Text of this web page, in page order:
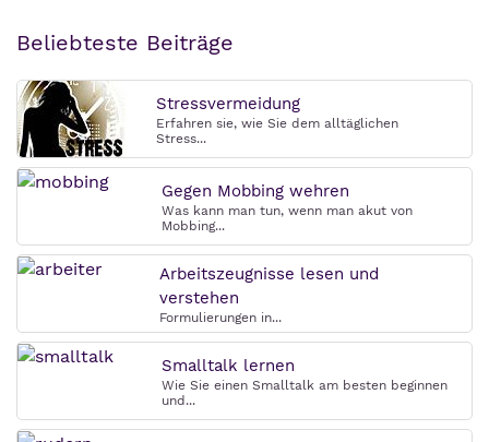
Beliebteste Beiträge
Stressvermeidung
Erfahren sie, wie Sie dem alltäglichen
Stress...
Gegen Mobbing wehren
Was kann man tun, wenn man akut von
Mobbing...
Arbeitszeugnisse lesen und
verstehen
Formulierungen in...
Smalltalk lernen
Wie Sie einen Smalltalk am besten beginnen
und...